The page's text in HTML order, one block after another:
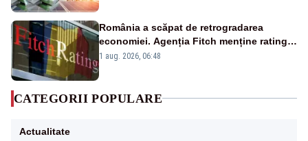
România a scăpat de retrogradarea
economiei. Agenția Fitch menține ratingul
„BBB-” cu perspectivă negativă
1 aug. 2026, 06:48
CATEGORII POPULARE
Actualitate